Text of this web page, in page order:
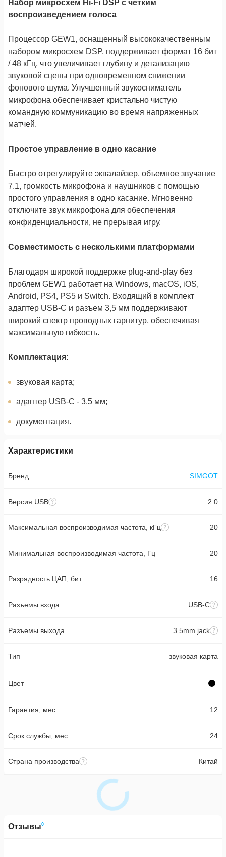
Набор микросхем Hi-Fi DSP с четким
воспроизведением голоса
Процессор GEW1, оснащенный высококачественным
набором микросхем DSP, поддерживает формат 16 бит
/ 48 кГц, что увеличивает глубину и детализацию
звуковой сцены при одновременном снижении
фонового шума. Улучшенный звукосниматель
микрофона обеспечивает кристально чистую
командную коммуникацию во время напряженных
матчей.
Простое управление в одно касание
Быстро отрегулируйте эквалайзер, объемное звучание
7.1, громкость микрофона и наушников с помощью
простого управления в одно касание. Мгновенно
отключите звук микрофона для обеспечения
конфиденциальности, не прерывая игру.
Совместимость с несколькими платформами
Благодаря широкой поддержке plug-and-play без
проблем GEW1 работает на Windows, macOS, iOS,
Android, PS4, PS5 и Switch. Входящий в комплект
адаптер USB-C и разъем 3,5 мм поддерживают
широкий спектр проводных гарнитур, обеспечивая
максимальную гибкость.
Комплектация:
звуковая карта;
адаптер USB-C - 3.5 мм;
документация.
Характеристики
Бренд SIMGOT
Версия USB 2.0
Максимальная воспроизводимая частота, кГц 20
Минимальная воспроизводимая частота, Гц 20
Разрядность ЦАП, бит 16
Разъемы входа USB-C
Разъемы выхода 3.5mm jack
Тип звуковая карта
Цвет
Гарантия, мес 12
Срок службы, мес 24
Страна производства Китай
Отзывы0